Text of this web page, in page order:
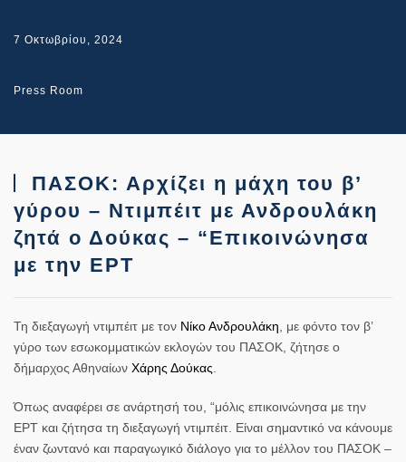
7 Οκτωβρίου, 2024
Press Room
ΠΑΣΟΚ: Αρχίζει η μάχη του β’
γύρου – Ντιμπέιτ με Ανδρουλάκη
ζητά ο Δούκας – “Επικοινώνησα
με την ΕΡΤ
Τη διεξαγωγή ντιμπέιτ με τον Νίκο Ανδρουλάκη , με φόντο τον β’
γύρο των εσωκομματικών εκλογών του ΠΑΣΟΚ, ζήτησε ο
δήμαρχος Αθηναίων Χάρης Δούκας
Όπως αναφέρει σε ανάρτησή του, “μόλις επικοινώνησα με την
ΕΡΤ και ζήτησα τη διεξαγωγή ντιμπέιτ. Είναι σημαντικό να κάνουμε
έναν ζωντανό και παραγωγικό διάλογο για το μέλλον του ΠΑΣΟΚ –